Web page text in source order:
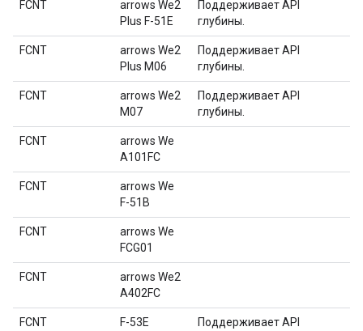
FCNT
arrows We2
Plus F-51E
Поддерживает API
глубины.
FCNT
arrows We2
Plus M06
Поддерживает API
глубины.
FCNT
arrows We2
M07
Поддерживает API
глубины.
FCNT
arrows We
A101FC
FCNT
arrows We
F-51B
FCNT
arrows We
FCG01
FCNT
arrows We2
A402FC
FCNT F-53E
Поддерживает API